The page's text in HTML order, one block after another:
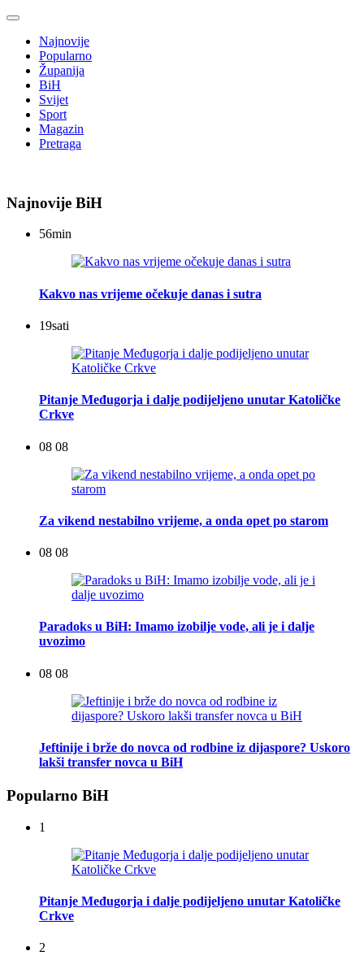
Najnovije
Popularno
Županija
BiH
Svijet
Sport
Magazin
Pretraga
Najnovije BiH
56min
Kakvo nas vrijeme očekuje danas i sutra
19sati
Pitanje Međugorja i dalje podijeljeno unutar Katoličke
Crkve
08 08
Za vikend nestabilno vrijeme, a onda opet po starom
08 08
Paradoks u BiH: Imamo izobilje vode, ali je i dalje
uvozimo
08 08
Jeftinije i brže do novca od rodbine iz dijaspore? Uskoro
lakši transfer novca u BiH
Popularno BiH
1
Pitanje Međugorja i dalje podijeljeno unutar Katoličke
Crkve
2